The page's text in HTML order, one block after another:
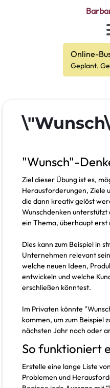
Online-
Geplant.
"Wunsch"-
Ziel dieser Übung ist es,
Herausforderungen, Ziele
die dann kreativ gelöst
Wunschdenken
ein Thema, überhaupt erst
Dies kann zum Beispiel in
Unternehmen relevant
welche neuen Ideen,
entwickeln und welche
erschließen könntest.
Im Privaten könnte
kommen, um zum Beispiel
nächsten Jahr noch oder
So funktioniert
Erstelle eine lange Liste
Problemen und